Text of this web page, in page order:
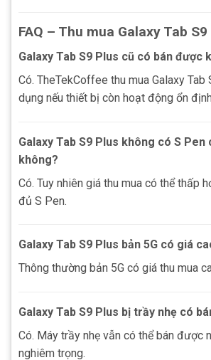
FAQ – Thu mua Galaxy Tab
Galaxy Tab S9 Plus cũ có bán được
Có. TheTekCoffee thu mua Galaxy
dụng nếu thiết bị còn hoạt động ổn
Galaxy Tab S9 Plus không có S Pen
không?
Có. Tuy nhiên giá thu mua có thể thấp
đủ S Pen.
Galaxy Tab S9 Plus bản 5G có giá
Thông thường bản 5G có giá thu mua
Galaxy Tab S9 Plus bị trầy nhẹ có
Có. Máy trầy nhẹ vẫn có thể bán được
nghiêm trọng.